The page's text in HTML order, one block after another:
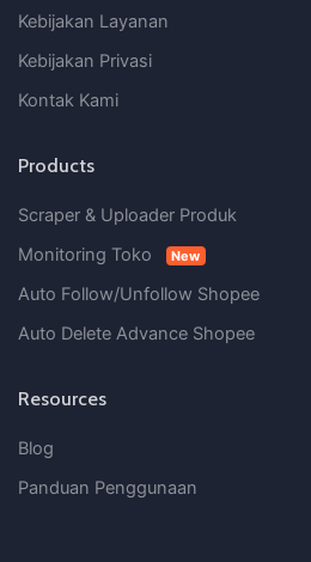
Kebijakan Layanan
Kebijakan Privasi
Kontak Kami
Products
Scraper & Uploader Produk
Monitoring Toko
New
Auto Follow/Unfollow Shopee
Auto Delete Advance Shopee
Resources
Blog
Panduan Penggunaan